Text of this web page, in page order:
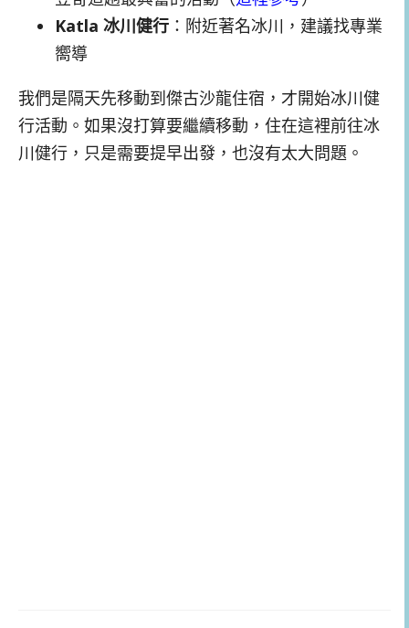
Katla 冰川健行 ：附近著名冰川，建議找專業
嚮導
我們是隔天先移動到傑古沙龍住宿，才開始冰川健
行活動。如果沒打算要繼續移動，住在這裡前往冰
川健行，只是需要提早出發，也沒有太大問題。